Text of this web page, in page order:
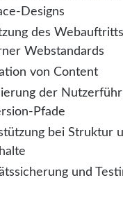
Designs
des
Webstandards
von Content
der
Pfade
bei Struktur
und